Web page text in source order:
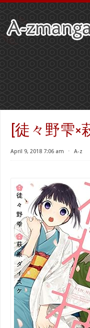
[徒々野雫×
April 9, 2018 7:06 am ⋅ A-z